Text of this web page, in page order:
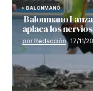
BALONMANO
Balonmano
aplaca los
por Redacción 17/11/